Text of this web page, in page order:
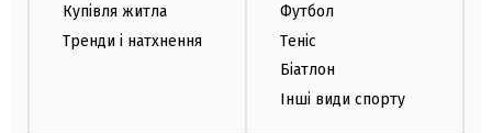
Купівля житла
Тренди і натхнення
Футбол
Теніс
Біатлон
Інші види спорту